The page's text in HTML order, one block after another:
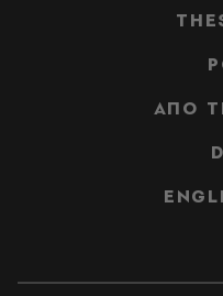
ΑΠΟ